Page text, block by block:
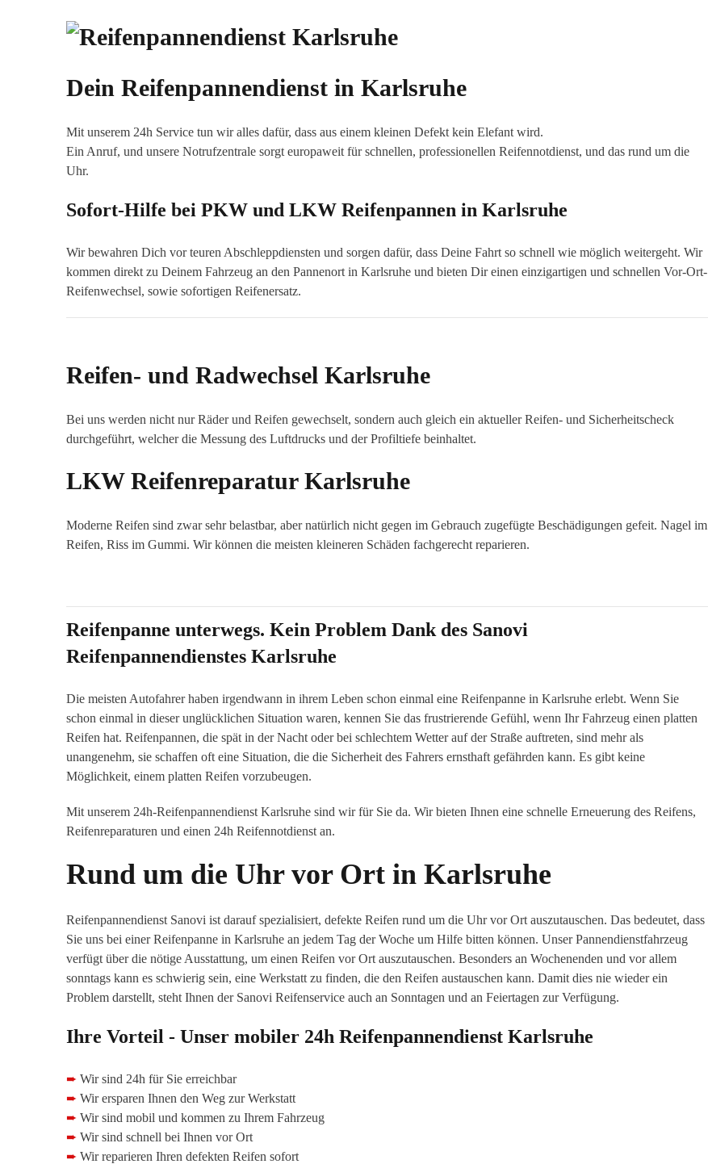
Dein Reifenpannendienst in Karlsruhe
Mit unserem 24h Service tun wir alles dafür, dass aus einem kleinen Defekt kein Elefant wird.
Ein Anruf, und unsere Notrufzentrale sorgt europaweit für schnellen, professionellen Reifennotdienst, und das rund um die
Uhr.
Sofort-Hilfe bei PKW und LKW Reifenpannen in Karlsruhe
Wir bewahren Dich vor teuren Abschleppdiensten und sorgen dafür, dass Deine Fahrt so schnell wie möglich weitergeht. Wir
kommen direkt zu Deinem Fahrzeug an den Pannenort in Karlsruhe und bieten Dir einen einzigartigen und schnellen Vor-Ort-
Reifenwechsel, sowie sofortigen Reifenersatz.
Reifen- und Radwechsel Karlsruhe
Bei uns werden nicht nur Räder und Reifen gewechselt, sondern auch gleich ein aktueller Reifen- und Sicherheitscheck
durchgeführt, welcher die Messung des Luftdrucks und der Profiltiefe beinhaltet.
LKW Reifenreparatur Karlsruhe
Moderne Reifen sind zwar sehr belastbar, aber natürlich nicht gegen im Gebrauch zugefügte Beschädigungen gefeit. Nagel im
Reifen, Riss im Gummi. Wir können die meisten kleineren Schäden fachgerecht reparieren.
Reifenpanne unterwegs. Kein Problem Dank des Sanovi
Reifenpannendienstes Karlsruhe
Die meisten Autofahrer haben irgendwann in ihrem Leben schon einmal eine Reifenpanne in Karlsruhe erlebt. Wenn Sie
schon einmal in dieser unglücklichen Situation waren, kennen Sie das frustrierende Gefühl, wenn Ihr Fahrzeug einen platten
Reifen hat. Reifenpannen, die spät in der Nacht oder bei schlechtem Wetter auf der Straße auftreten, sind mehr als
unangenehm, sie schaffen oft eine Situation, die die Sicherheit des Fahrers ernsthaft gefährden kann. Es gibt keine
Möglichkeit, einem platten Reifen vorzubeugen.
Mit unserem 24h-Reifenpannendienst Karlsruhe sind wir für Sie da. Wir bieten Ihnen eine schnelle Erneuerung des Reifens,
Reifenreparaturen und einen 24h Reifennotdienst an.
Rund um die Uhr vor Ort in Karlsruhe
Reifenpannendienst Sanovi ist darauf spezialisiert, defekte Reifen rund um die Uhr vor Ort auszutauschen. Das bedeutet, dass
Sie uns bei einer Reifenpanne in Karlsruhe an jedem Tag der Woche um Hilfe bitten können. Unser Pannendienstfahrzeug
verfügt über die nötige Ausstattung, um einen Reifen vor Ort auszutauschen. Besonders an Wochenenden und vor allem
sonntags kann es schwierig sein, eine Werkstatt zu finden, die den Reifen austauschen kann. Damit dies nie wieder ein
Problem darstellt, steht Ihnen der Sanovi Reifenservice auch an Sonntagen und an Feiertagen zur Verfügung.
Ihre Vorteil - Unser mobiler 24h Reifenpannendienst Karlsruhe
➨ Wir sind 24h für Sie erreichbar
➨ Wir ersparen Ihnen den Weg zur Werkstatt
➨ Wir sind mobil und kommen zu Ihrem Fahrzeug
➨ Wir sind schnell bei Ihnen vor Ort
➨ Wir reparieren Ihren defekten Reifen sofort